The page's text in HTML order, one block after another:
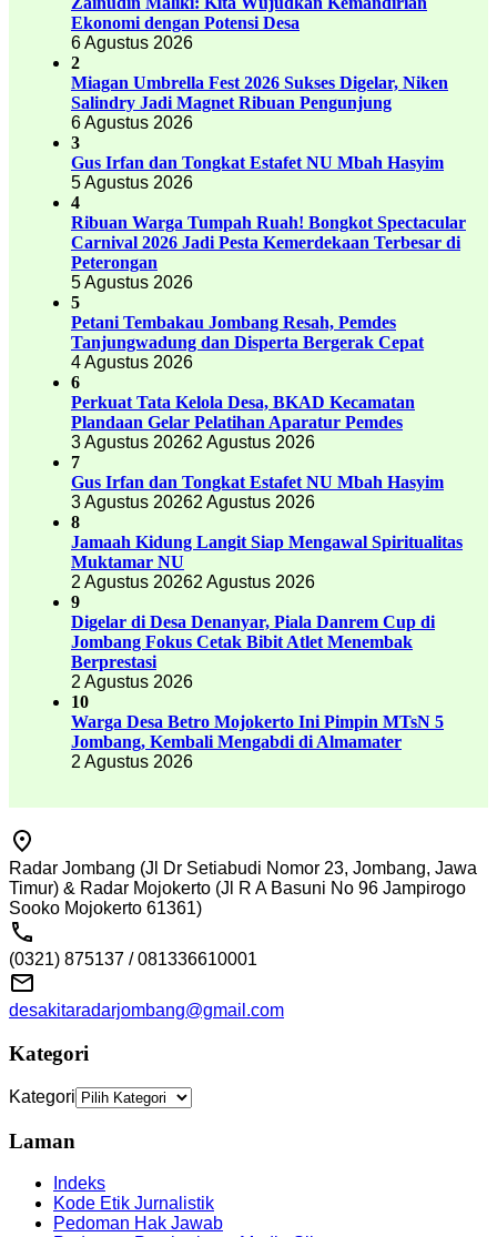
Ekonomi dengan Potensi Desa
6 Agustus 2026
2
Miagan Umbrella Fest 2026 Sukses Digelar, Niken
Salindry Jadi Magnet Ribuan Pengunjung
6 Agustus 2026
3
Gus Irfan dan Tongkat Estafet NU Mbah Hasyim
5 Agustus 2026
4
Ribuan Warga Tumpah Ruah! Bongkot Spectacular
Carnival 2026 Jadi Pesta Kemerdekaan Terbesar di
Peterongan
5 Agustus 2026
5
Petani Tembakau Jombang Resah, Pemdes
Tanjungwadung dan Disperta Bergerak Cepat
4 Agustus 2026
6
Perkuat Tata Kelola Desa, BKAD Kecamatan
Plandaan Gelar Pelatihan Aparatur Pemdes
3 Agustus 20262 Agustus 2026
7
Gus Irfan dan Tongkat Estafet NU Mbah Hasyim
3 Agustus 20262 Agustus 2026
8
Jamaah Kidung Langit Siap Mengawal Spiritualitas
Muktamar NU
2 Agustus 20262 Agustus 2026
9
Digelar di Desa Denanyar, Piala Danrem Cup di
Jombang Fokus Cetak Bibit Atlet Menembak
Berprestasi
2 Agustus 2026
10
Warga Desa Betro Mojokerto Ini Pimpin MTsN 5
Jombang, Kembali Mengabdi di Almamater
2 Agustus 2026
Radar Jombang (Jl Dr Setiabudi Nomor 23, Jombang, Jawa
Timur) & Radar Mojokerto (Jl R A Basuni No 96 Jampirogo
Sooko Mojokerto 61361)
(0321) 875137 / 081336610001
desakitaradarjombang@gmail.com
Kategori
Kategori
Laman
Indeks
Kode Etik Jurnalistik
Pedoman Hak Jawab